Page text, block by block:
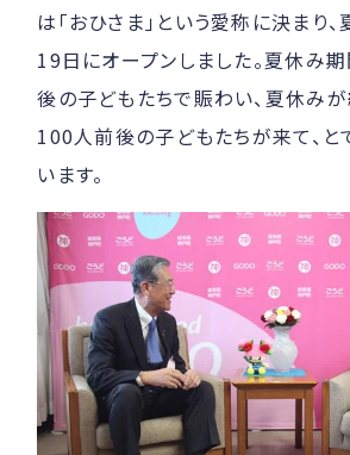
は「おひさま」という愛称に決まり
19日にオープンしました。夏休み
後の子どもたちで賑わい、夏休み
100人前後の子どもたちが来て、と
います。